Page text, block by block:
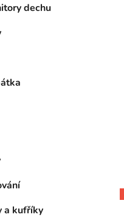
dechu
a kufříky